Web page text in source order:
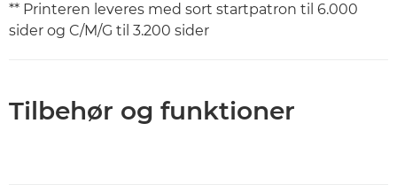
** Printeren leveres med sort startpatron til 6.000
sider og C/M/G til 3.200 sider
Tilbehør og funktioner